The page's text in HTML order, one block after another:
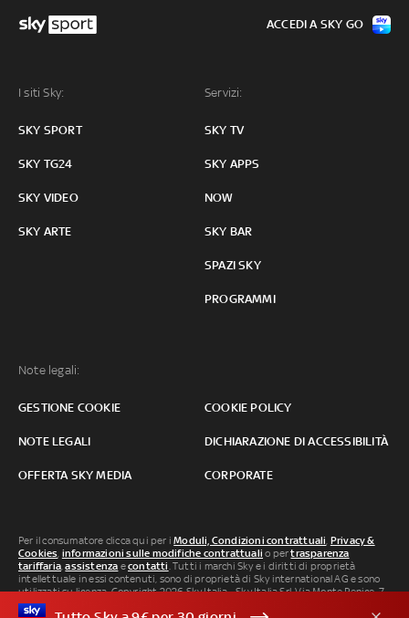
I siti Sky:
SKY SPORT
SKY TG24
SKY VIDEO
SKY ARTE
Servizi:
SKY TV
SKY APPS
NOW
SKY BAR
SPAZI SKY
PROGRAMMI
Note legali:
GESTIONE COOKIE COOKIE POLICY
NOTE LEGALI DICHIARAZIONE DI ACCESSIBILITÀ
OFFERTA SKY MEDIA CORPORATE
ACCEDI A SKY GO
Per il consumatore clicca qui per iModuli, Condizioni contrattuali, Privacy &
Cookies, informazioni sulle modifiche contrattuali o pertrasparenza
tariffaria,assistenza econtatti. Tutti i marchi Sky e i diritti di proprietà
intellettuale in essi contenuti, sono di proprietà di Sky international AG e sono
utilizzati su licenza. Copyright 2026 Sky Italia - Sky Italia Srl Via Monte Penice, 7 -
20138 Milano P.IVA 04619241005. SkyTG24: ISSN 3035-1537 e SkySport: ISSN